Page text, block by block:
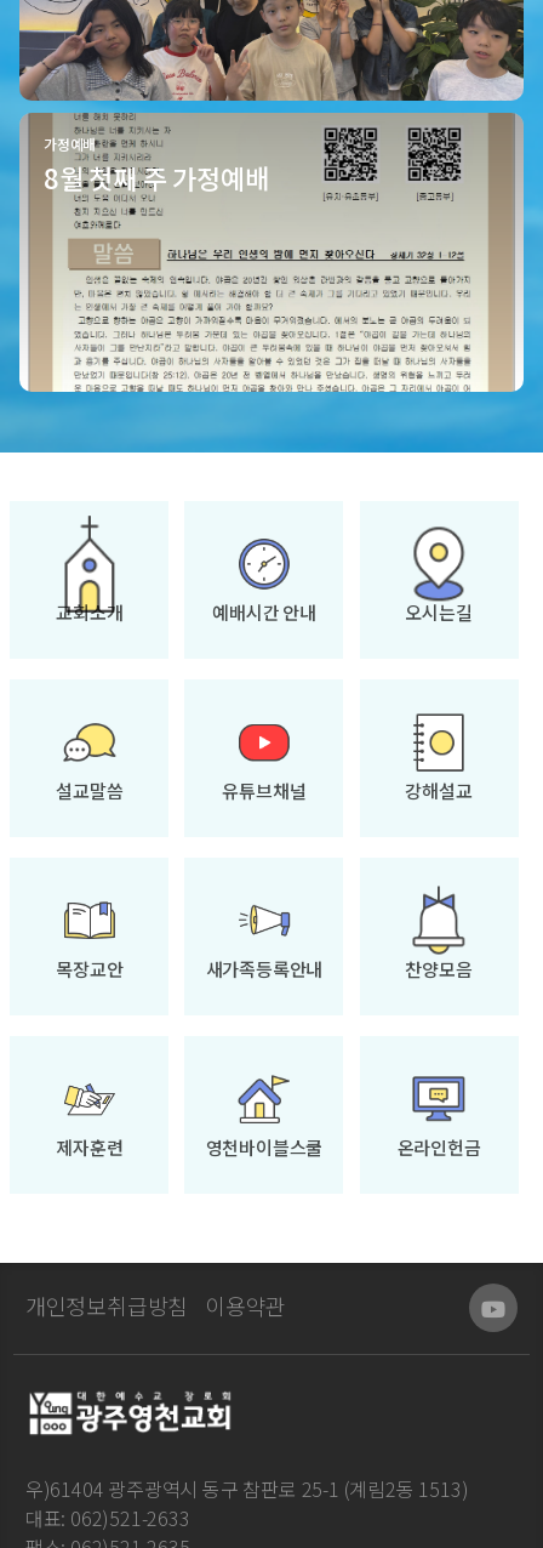
가정예배
8월 첫째 주 가정예배
교회소개 예배시간 안내 오시는길
설교말씀 유튜브채널 강해설교
목장교안 새가족등록안내 찬양모음
제자훈련 영천바이블스쿨 온라인헌금
개인정보취급방침 이용약관
우)61404 광주광역시 동구 참판로 25-1 (계림2동 1513)
대표: 062)521-2633